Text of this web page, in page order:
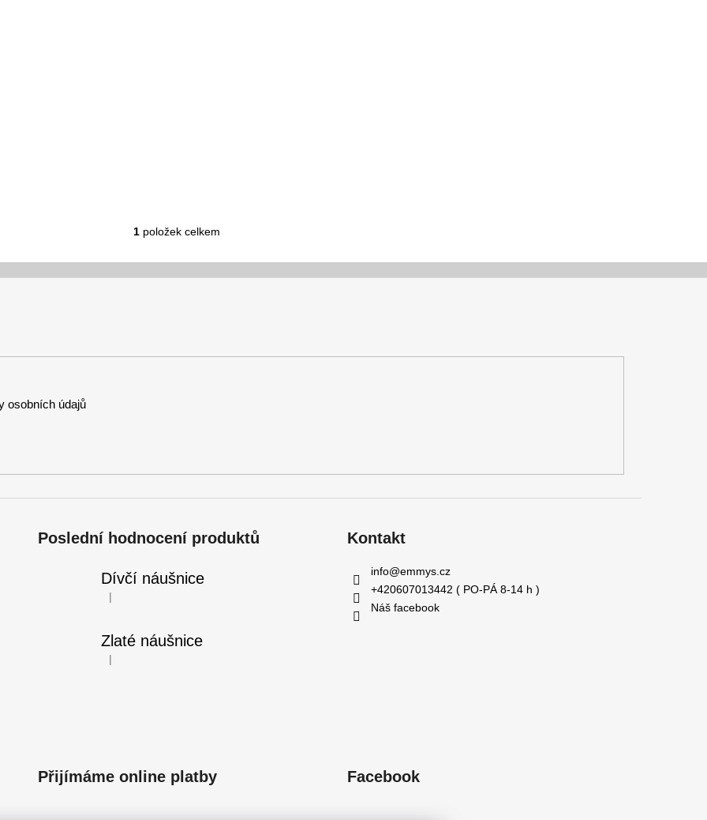
O
l
í
p
s
1 položek celkem
osobních údajů
Poslední hodnocení produktů
Dívčí náušnice
Hodnocení produktu je 5 z 5 hvězdiček.
|
Zlaté náušnice
Hodnocení produktu je 5 z 5 hvězdiček.
|
Kontakt
info@emmys.cz
+420607013442 ( PO-PÁ 8-14 h )
Náš facebook
Přijímáme online platby Facebook